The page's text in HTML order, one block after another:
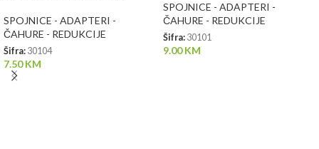
SPOJNICE - ADAPTERI -
ČAHURE - REDUKCIJE
Šifra: 30104
7.50KM
SPOJNICE - ADAPTERI -
ČAHURE - REDUKCIJE
Šifra: 30101
9.00KM